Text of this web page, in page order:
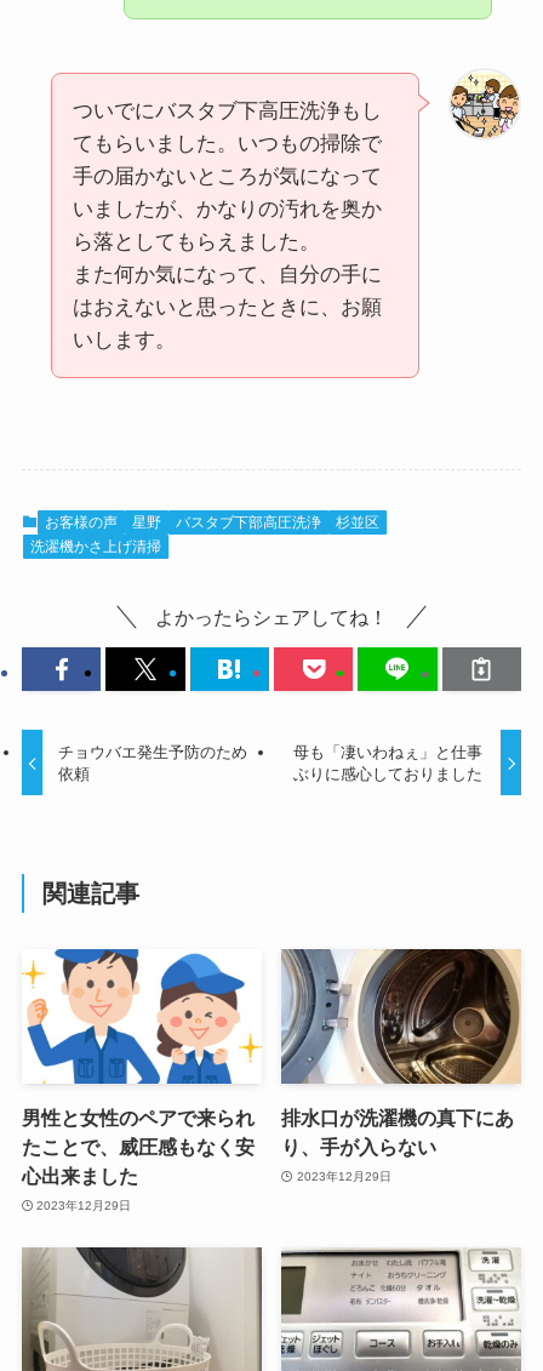
ついでにバスタブ下高圧洗浄もし
てもらいました。いつもの掃除で
手の届かないところが気になって
いましたが、かなりの汚れを奥か
ら落としてもらえました。
また何か気になって、自分の手に
はおえないと思ったときに、お願
いします。
お客様の声 星野 バスタブ下部高圧洗浄
杉並区
洗濯機かさ上げ清掃
よかったらシェアしてね！
チョウバエ発生予防のため
依頼
母も「凄いわねぇ」と仕事
ぶりに感心しておりました
関連記事
男性と女性のペアで来られ
たことで、威圧感もなく安
心出来ました
2023年12月29日
排水口が洗濯機の真下にあ
り、手が入らない
2023年12月29日